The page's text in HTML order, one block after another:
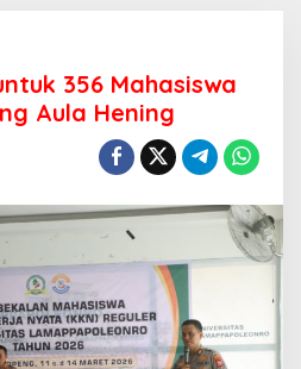
Hening
356 Mahasiswa
Aula Hening